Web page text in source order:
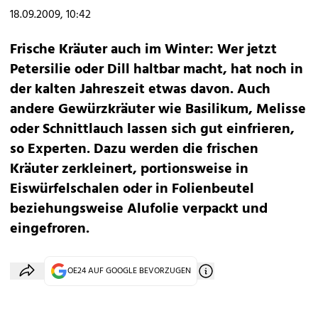
18.09.2009, 10:42
Frische Kräuter auch im Winter: Wer jetzt
Petersilie oder Dill haltbar macht, hat noch in
der kalten Jahreszeit etwas davon. Auch
andere Gewürzkräuter wie Basilikum, Melisse
oder Schnittlauch lassen sich gut einfrieren,
so Experten. Dazu werden die frischen
Kräuter zerkleinert, portionsweise in
Eiswürfelschalen oder in Folienbeutel
beziehungsweise Alufolie verpackt und
eingefroren.
OE24 AUF GOOGLE BEVORZUGEN